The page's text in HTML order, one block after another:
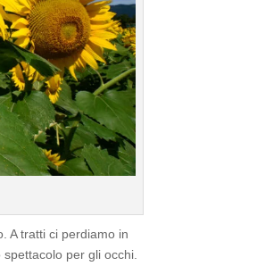
A tratti ci perdiamo in
per gli occhi.